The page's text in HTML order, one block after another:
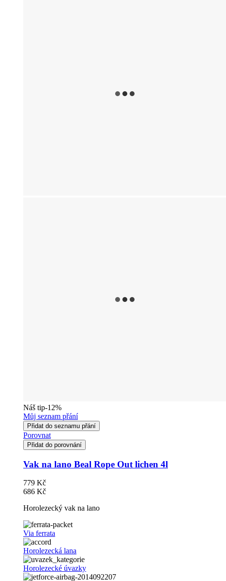
Náš tip-12%
Můj seznam přání
Přidat do seznamu přání
Porovnat
Přidat do porovnání
Vak na lano Beal Rope Out lichen 4l
779 Kč
686 Kč
Horolezecký vak na lano
Via ferrata
Horolezecká lana
Horolezecké úvazky